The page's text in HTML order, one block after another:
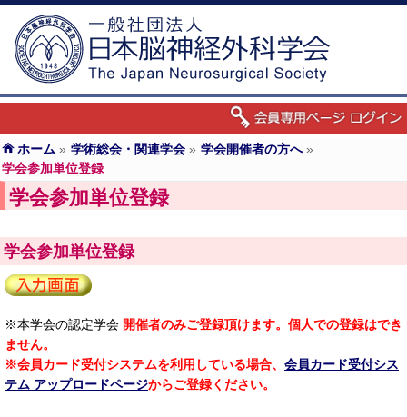
ホーム » 学術総会・関連学会 » 学会開催者の方へ»
学会参加単位登録
学会参加単位登録
学会参加単位登録
※本学会の認定学会 開催者のみご登録頂けます。個人での登録はでき
ません。
※会員カード受付システムを利用している場合、 会員カード受付シス
テム アップロードページからご登録ください。